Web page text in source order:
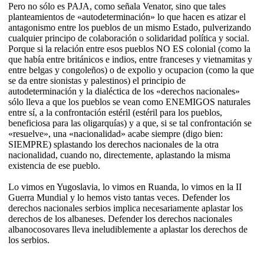
Pero no sólo es PAJA, como señala Venator, sino que tales
planteamientos de «autodeterminación» lo que hacen es atizar el
antagonismo entre los pueblos de un mismo Estado, pulverizando
cualquier principo de colaboración o solidaridad política y social.
Porque si la relación entre esos pueblos NO ES colonial (como la
que había entre británicos e indios, entre franceses y vietnamitas y
entre belgas y congoleños) o de expolio y ocupacion (como la que
se da entre sionistas y palestinos) el principio de
autodeterminación y la dialéctica de los «derechos nacionales»
sólo lleva a que los pueblos se vean como ENEMIGOS naturales
entre sí, a la confrontación estéril (estéril para los pueblos,
beneficiosa para las oligarquías) y a que, si se tal confrontación se
«resuelve», una «nacionalidad» acabe siempre (digo bien:
SIEMPRE) splastando los derechos nacionales de la otra
nacionalidad, cuando no, directemente, aplastando la misma
existencia de ese pueblo.
Lo vimos en Yugoslavia, lo vimos en Ruanda, lo vimos en la II
Guerra Mundial y lo hemos visto tantas veces. Defender los
derechos nacionales serbios implica necesariamente aplastar los
derechos de los albaneses. Defender los derechos nacionales
albanocosovares lleva ineludiblemente a aplastar los derechos de
los serbios.